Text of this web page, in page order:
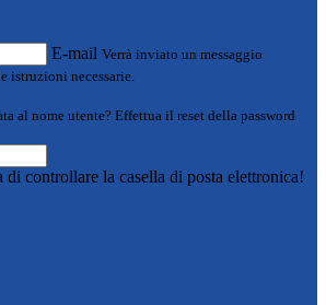
E-mail Verrà inviato un messaggio
istruzioni necessarie.
al nome utente? Effettua il reset della password
controllare la casella di posta elettronica!